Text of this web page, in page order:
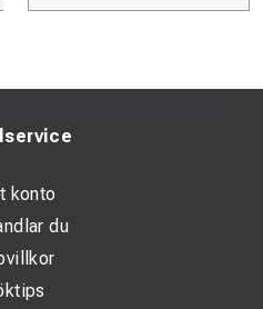
konto
du